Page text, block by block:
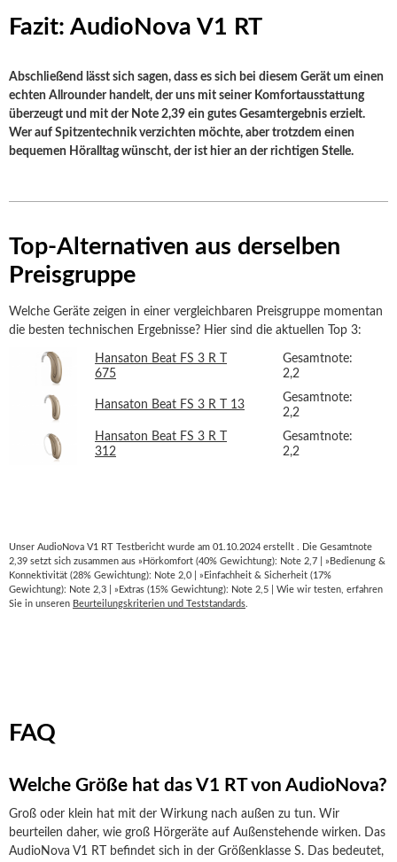
Fazit: AudioNova V1 RT
Abschließend lässt sich sagen, dass es sich bei diesem Gerät um einen
echten Allrounder handelt, der uns mit seiner Komfortausstattung
überzeugt und mit der Note 2,39 ein gutes Gesamtergebnis erzielt.
Wer auf Spitzentechnik verzichten möchte, aber trotzdem einen
bequemen Höralltag wünscht, der ist hier an der richtigen Stelle.
Top-Alternativen aus derselben
Preisgruppe
Welche Geräte zeigen in einer vergleichbaren Preisgruppe momentan
die besten technischen Ergebnisse? Hier sind die aktuellen Top 3:
Hansaton Beat FS 3 R T
675
Gesamtnote:
2,2
Hansaton Beat FS 3 R T 13
Gesamtnote:
2,2
Hansaton Beat FS 3 R T
312
Gesamtnote:
2,2
Unser AudioNova V1 RT Testbericht wurde am 01.10.2024 erstellt . Die Gesamtnote
2,39 setzt sich zusammen aus »Hörkomfort (40% Gewichtung): Note 2,7 | »Bedienung &
Konnektivität (28% Gewichtung): Note 2,0 | »Einfachheit & Sicherheit (17%
Gewichtung): Note 2,3 | »Extras (15% Gewichtung): Note 2,5 | Wie wir testen, erfahren
Sie in unseren Beurteilungskriterien und Teststandards.
FAQ
Welche Größe hat das V1 RT von AudioNova?
Groß oder klein hat mit der Wirkung nach außen zu tun. Wir
beurteilen daher, wie groß Hörgeräte auf Außenstehende wirken. Das
AudioNova V1 RT befindet sich in der Größenklasse S. Das bedeutet,